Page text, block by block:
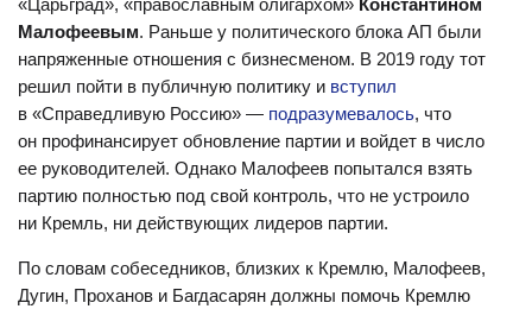
в который должны войти все страны бывшего СССР. Одна
из основных его теорий строится вокруг противостояния
России и «коллективного Запада». Многие мыслители
обвиняютДугина в том, что он исповедует, по сути,
фашистские взгляды.
Александр Проханов— «патриотический» писатель,
главный редактор газеты «Завтра». В 1991 году был
сторонникомГКЧП. Автор концепции «атомного
черты советского сталинизма и православной царской
России. Придерживается имперских взглядов.
«Царьград», «православным олигархом» Константином
Малофеевым. Раньше у политического блока АП были
напряженные отношения с бизнесменом. В 2019 году тот
решил пойти в публичную политику и вступил
в «Справедливую Россию» — подразумевалось, что
он профинансирует обновление партии и войдет в число
ее руководителей. Однако Малофеев попытался взять
партию полностью под свой контроль, что не устроило
ни Кремль, ни действующих лидеров партии.
По словам собеседников, близких к Кремлю, Малофеев,
Дугин, Проханов и Багдасарян должны помочь Кремлю